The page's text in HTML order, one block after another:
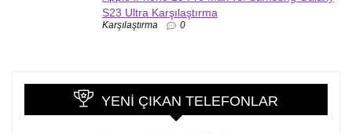
S23 Ultra Karşılaştırma
Karşılaştırma 0
YENI ÇIKAN TELEFONLAR